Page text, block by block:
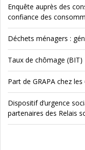
Enquête auprès des
confiance des
Déchets ménagers :
Taux de chômage (BIT)
Part de GRAPA chez
Dispositif d’urgence
partenaires des Relais